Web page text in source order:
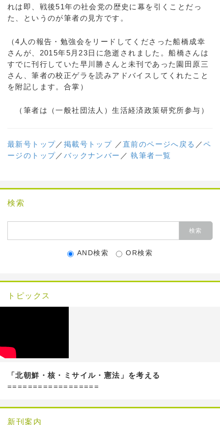
れは即、戦後51年の社会党の歴史に幕を引くことだっ
た、というのが筆者の見方です。
（4人の報告・勉強会をリードしてくださった船橋成幸
さんが、2015年5月23日に急逝されました。船橋さんは
すでに刊行していた早川勝さんと未刊であった園田原三
さん、筆者の校正ゲラを読みアドバイスしてくれたこと
を附記します。合掌）
（筆者は（一般社団法人）生活経済政策研究所参与）
最新号トップ／ 掲載号トップ ／直前のページへ戻る ／ペ
ージのトップ／ バックナンバー ／執筆者一覧
検索
AND検索 OR検索
トピックス
「北朝鮮・核・ミサイル・憲法」を考える
==================
新刊案内